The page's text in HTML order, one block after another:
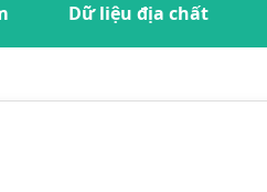
Dữ liệu địa chất